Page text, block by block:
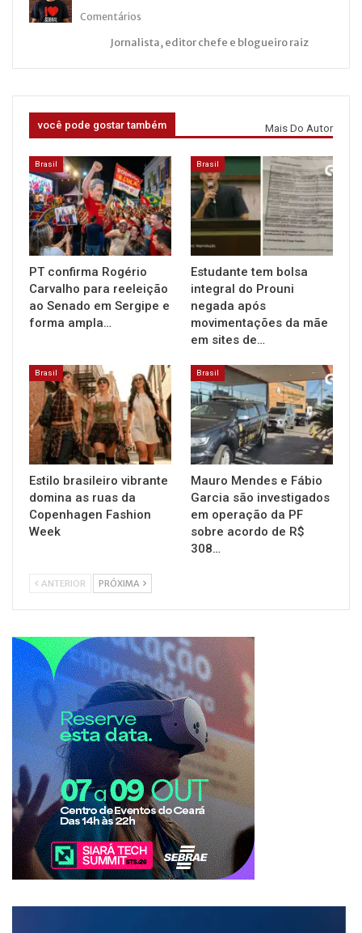
Comentários
Jornalista, editor chefe e blogueiro raiz
você pode gostar também Mais Do Autor
Brasil
PT confirma Rogério
Carvalho para reeleição
ao Senado em Sergipe e
forma ampla…
Brasil
Estudante tem bolsa
integral do Prouni
negada após
movimentações da mãe
em sites de…
Brasil
Estilo brasileiro vibrante
domina as ruas da
Copenhagen Fashion
Week
Brasil
Mauro Mendes e Fábio
Garcia são investigados
em operação da PF
sobre acordo de R$
308…
ANTERIOR PRÓXIMA